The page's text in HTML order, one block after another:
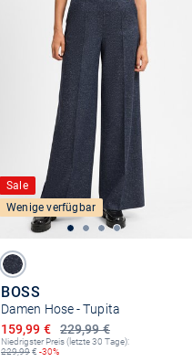
Sale
Wenige verfügbar
BOSS
Damen Hose - Tupita
229,99 €
Ermäßigter Preis
159,99 €
Niedrigster Preis (letzte 30 Tage):
229,99€ -30%